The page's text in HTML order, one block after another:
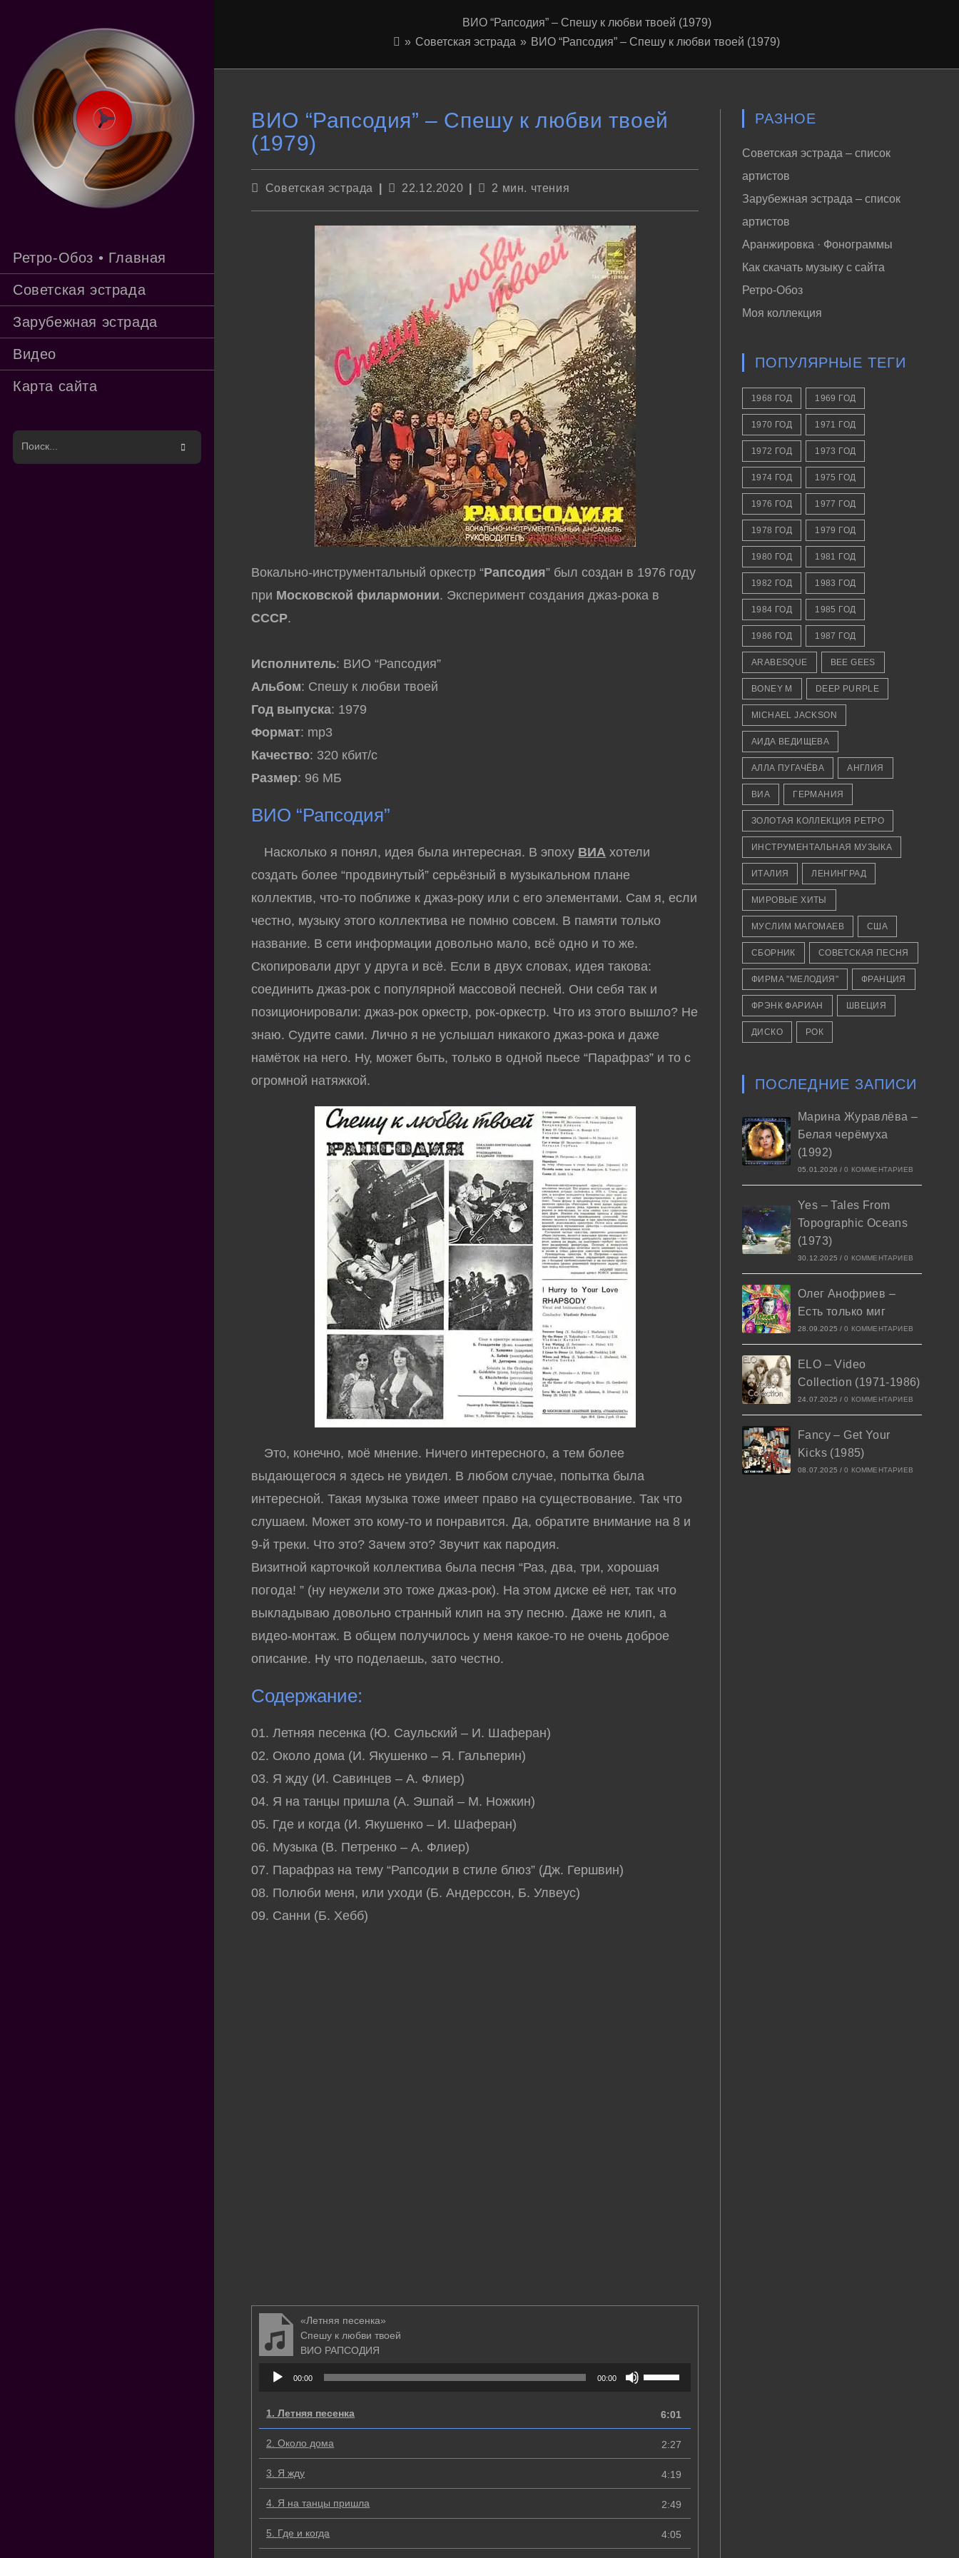
Ретро-Обоз • Главная
Советская эстрада
Зарубежная эстрада
Видео
Карта сайта
ВИО “Рапсодия” – Спешу к любви твоей (1979)
» Советская эстрада » ВИО “Рапсодия” – Спешу к любви твоей (1979)
ВИО “Рапсодия” – Спешу к любви твоей
(1979)
Рубрика
Советская эстрада
Запись
22.12.2020
Время
2 мин. чтения
Вокально-инструментальный оркестр “Рапсодия” был создан в 1976 году
при Московской филармонии. Эксперимент создания джаз-рока в
СССР.
Исполнитель: ВИО “Рапсодия”
Альбом: Спешу к любви твоей
Год выпуска: 1979
Формат: mp3
Качество: 320 кбит/с
Размер: 96 МБ
ВИО “Рапсодия”
Насколько я понял, идея была интересная. В эпоху ВИА хотели
создать более “продвинутый” серьёзный в музыкальном плане
коллектив, что-то поближе к джаз-року или с его элементами. Сам я, если
честно, музыку этого коллектива не помню совсем. В памяти только
название. В сети информации довольно мало, всё одно и то же.
Скопировали друг у друга и всё. Если в двух словах, идея такова:
соединить джаз-рок с популярной массовой песней. Они себя так и
позиционировали: джаз-рок оркестр, рок-оркестр. Что из этого вышло? Не
знаю. Судите сами. Лично я не услышал никакого джаз-рока и даже
намёток на него. Ну, может быть, только в одной пьесе “Парафраз” и то с
огромной натяжкой.
Это, конечно, моё мнение. Ничего интересного, а тем более
выдающегося я здесь не увидел. В любом случае, попытка была
интересной. Такая музыка тоже имеет право на существование. Так что
слушаем. Может это кому-то и понравится. Да, обратите внимание на 8 и
9-й треки. Что это? Зачем это? Звучит как пародия.
Визитной карточкой коллектива была песня “Раз, два, три, хорошая
погода! ” (ну неужели это тоже джаз-рок). На этом диске её нет, так что
выкладываю довольно странный клип на эту песню. Даже не клип, а
видео-монтаж. В общем получилось у меня какое-то не очень доброе
описание. Ну что поделаешь, зато честно.
Содержание:
01. Летняя песенка (Ю. Саульский – И. Шаферан)
02. Около дома (И. Якушенко – Я. Гальперин)
03. Я жду (И. Савинцев – А. Флиер)
04. Я на танцы пришла (А. Эшпай – М. Ножкин)
05. Где и когда (И. Якушенко – И. Шаферан)
06. Музыка (В. Петренко – А. Флиер)
07. Парафраз на тему “Рапсодии в стиле блюз” (Дж. Гершвин)
08. Полюби меня, или уходи (Б. Андерссон, Б. Улвеус)
09. Санни (Б. Хебб)
«Летняя песенка»
Спешу к любви твоей
ВИО РАПСОДИЯ
Аудиоплеер
00:00 00:00
вниз,
чтобы
увеличить
или
уменьшить
громкость.
1.Летняя песенка 6:01
2.Около дома 2:27
3. Я жду 4:19
4. Я на танцы пришла 2:49
5. Где и когда 4:05
РАЗНОЕ
Советская эстрада – список
артистов
Зарубежная эстрада – список
артистов
Аранжировка · Фонограммы
Как скачать музыку с сайта
Ретро-Обоз
Моя коллекция
ПОПУЛЯРНЫЕ ТЕГИ
1968 ГОД 1969 ГОД
1970 ГОД 1971 ГОД
1972 ГОД 1973 ГОД
1974 ГОД 1975 ГОД
1976 ГОД 1977 ГОД
1978 ГОД 1979 ГОД
1980 ГОД 1981 ГОД
1982 ГОД 1983 ГОД
1984 ГОД 1985 ГОД
1986 ГОД 1987 ГОД
ARABESQUE BEE GEES
BONEY M DEEP PURPLE
MICHAEL JACKSON
АИДА ВЕДИЩЕВА
АЛЛА ПУГАЧЁВА АНГЛИЯ
ВИА ГЕРМАНИЯ
ЗОЛОТАЯ КОЛЛЕКЦИЯ РЕТРО
ИНСТРУМЕНТАЛЬНАЯ МУЗЫКА
ИТАЛИЯ ЛЕНИНГРАД
МИРОВЫЕ ХИТЫ
МУСЛИМ МАГОМАЕВ США
СБОРНИК СОВЕТСКАЯ ПЕСНЯ
ФИРМА "МЕЛОДИЯ" ФРАНЦИЯ
ФРЭНК ФАРИАН ШВЕЦИЯ
ДИСКО РОК
ПОСЛЕДНИЕ ЗАПИСИ
Марина Журавлёва –
Белая черёмуха
(1992)
05.01.2026 / 0 КОММЕНТАРИЕВ
Yes – Tales From
Topographic Oceans
(1973)
30.12.2025 / 0 КОММЕНТАРИЕВ
Олег Анофриев –
Есть только миг
28.09.2025 / 0 КОММЕНТАРИЕВ
ELO – Video
Collection (1971-1986)
24.07.2025 / 0 КОММЕНТАРИЕВ
Fancy – Get Your
Kicks (1985)
08.07.2025 / 0 КОММЕНТАРИЕВ